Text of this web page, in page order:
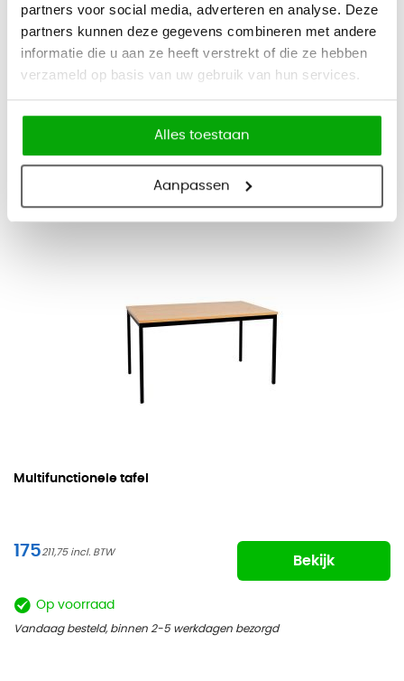
partners voor social media, adverteren en analyse. Deze
partners kunnen deze gegevens combineren met andere
informatie die u aan ze heeft verstrekt of die ze hebben
verzameld op basis van uw gebruik van hun services.
Alles toestaan
Aanpassen
Tafel Tono
Multifunctionele tafel
175211,75
Bekijk
Op voorraad
Vandaag besteld, binnen 2-5 werkdagen bezorgd